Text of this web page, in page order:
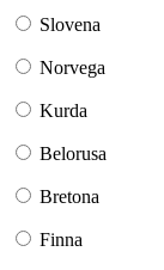
Slovena
Norvega
Kurda
Belorusa
Bretona
Finna